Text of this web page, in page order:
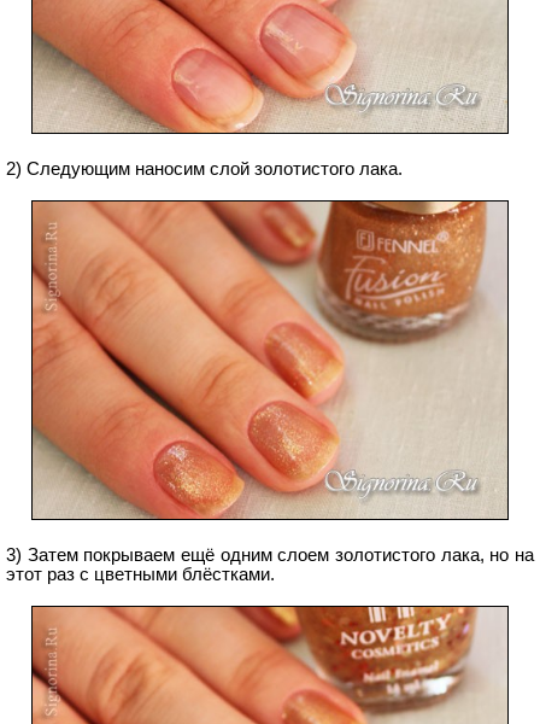
2) Следующим наносим слой золотистого лака.
3) Затем покрываем ещё одним слоем золотистого лака, но на
этот раз с цветными блёстками.